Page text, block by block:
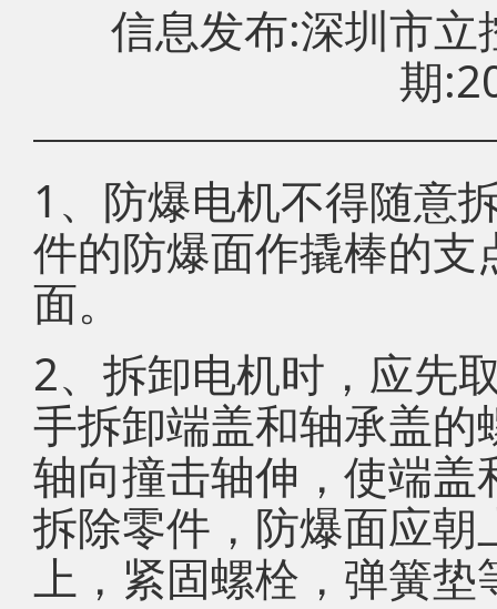
信息发布:深圳市
期
1、防爆电机不得随意
件的防爆面作撬棒的
面。
2、拆卸电机时，应先
手拆卸端盖和轴承盖
轴向撞击轴伸，使端
拆除零件，防爆面应
上，紧固螺栓，弹簧垫